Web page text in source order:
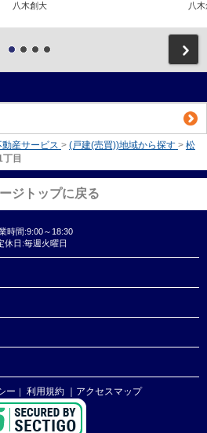
八木創大 八
産サービス > (戸建(売買))地域から探す > 松
目
ジトップに戻る
時間:9:00～18:30
休日:毎週火曜日
ー 利用規約 ｜アクセスマップ